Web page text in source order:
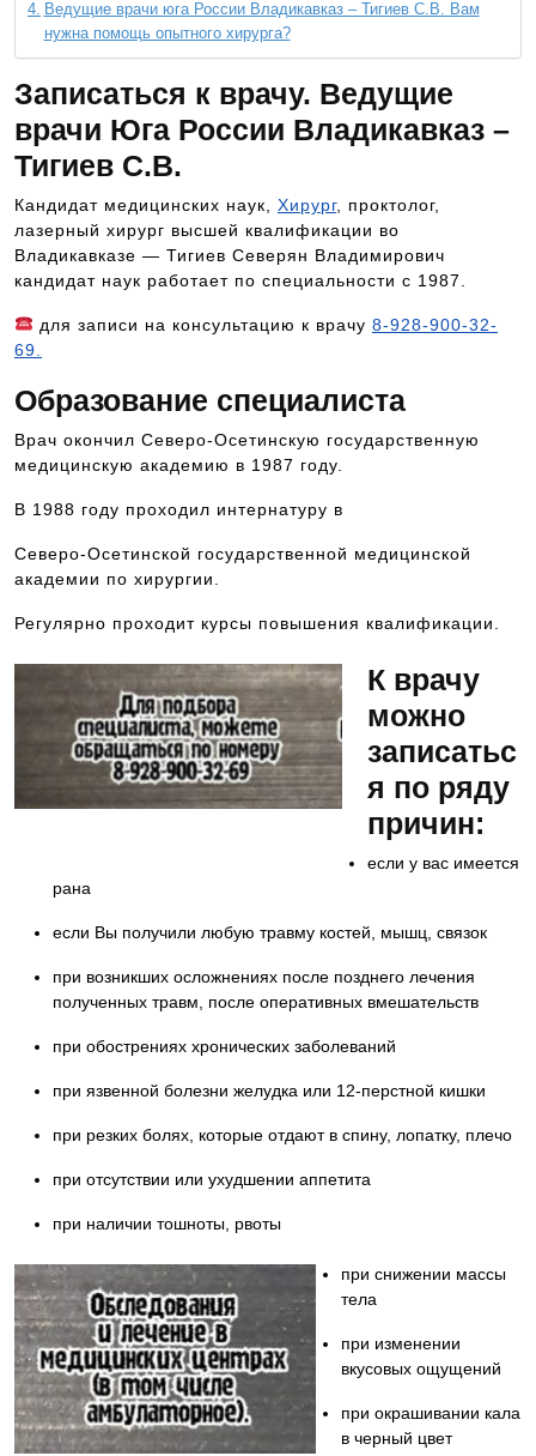
Ведущие врачи юга России Владикавказ – Тигиев С.В. Вам
нужна помощь опытного хирурга?
Записаться к врачу. Ведущие
врачи Юга России Владикавказ –
Тигиев С.В.
Кандидат медицинских наук, Хирург, проктолог,
лазерный хирург высшей квалификации во
Владикавказе — Тигиев Северян Владимирович
кандидат наук работает по специальности с 1987.
для записи на консультацию к врачу 8-928-900-32-
69.
Образование специалиста
Врач окончил Северо-Осетинскую государственную
медицинскую академию в 1987 году.
В 1988 году проходил интернатуру в
Северо-Осетинской государственной медицинской
академии по хирургии.
Регулярно проходит курсы повышения квалификации.
К врачу
можно
записатьс
я по ряду
причин:
если у вас имеется
рана
если Вы получили любую травму костей, мышц, связок
при возникших осложнениях после позднего лечения
полученных травм, после оперативных вмешательств
при обострениях хронических заболеваний
при язвенной болезни желудка или 12-перстной кишки
при резких болях, которые отдают в спину, лопатку, плечо
при отсутствии или ухудшении аппетита
при наличии тошноты, рвоты
при снижении массы
тела
при изменении
вкусовых ощущений
при окрашивании кала
в черный цвет